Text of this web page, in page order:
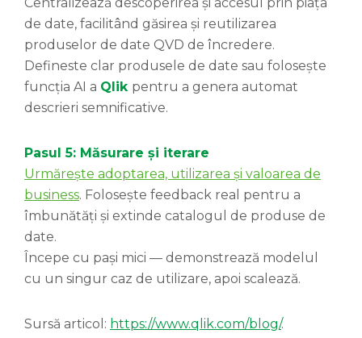
de date, facilitând găsirea și reutilizarea
produselor de date QVD de încredere.
Defineste clar produsele de date sau folosește
funcția AI a Qlik pentru a genera automat
descrieri semnificative.
Pasul 5: Măsurare și iterare
Urmărește adoptarea, utilizarea și valoarea de
business. Folosește feedback real pentru a
îmbunătăți și extinde catalogul de produse de
date.
Începe cu pași mici — demonstrează modelul
cu un singur caz de utilizare, apoi scalează.
Sursă articol: https://www.qlik.com/blog/.